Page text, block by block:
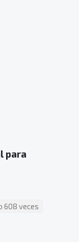
para
608 veces